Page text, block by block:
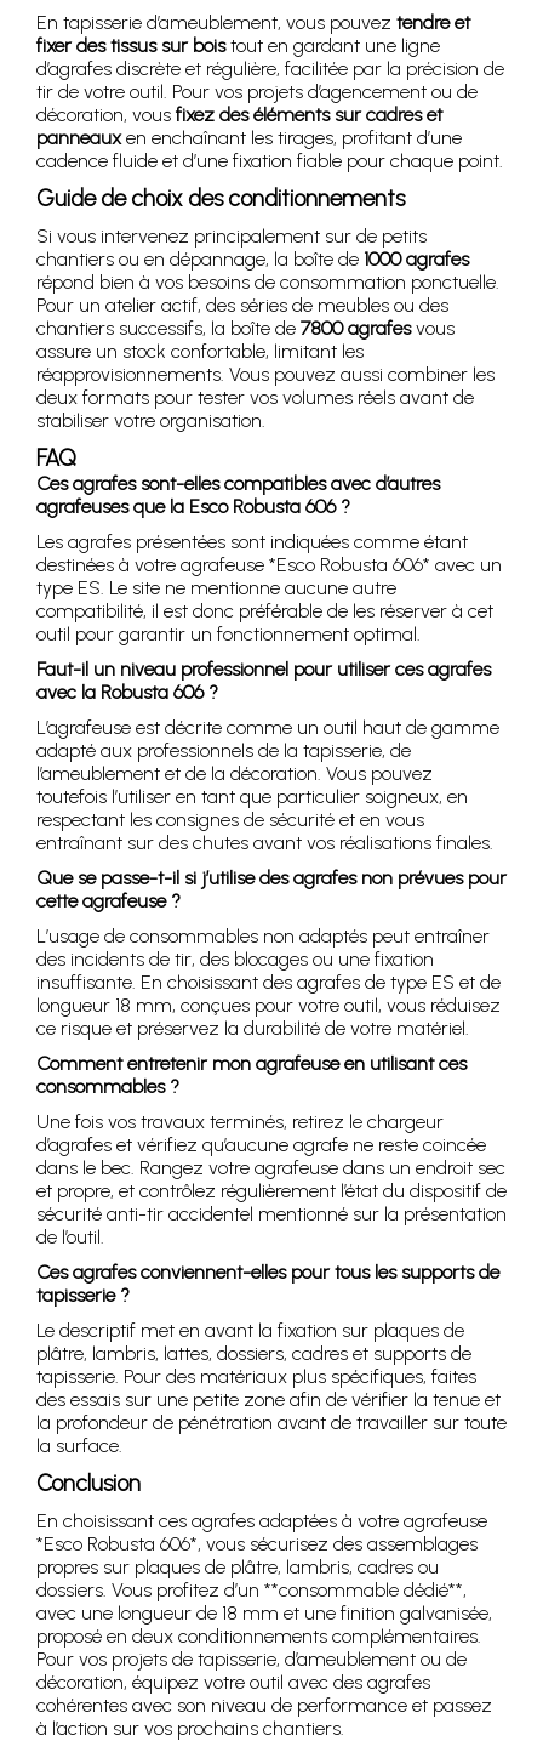
En tapisserie d’ameublement, vous pouvez tendre et
fixer des tissus sur boistout en gardant une ligne
d’agrafes discrète et régulière, facilitée par la précision de
tir de votre outil. Pour vos projets d’agencement ou de
décoration, vous fixez des éléments sur cadres et
panneauxen enchaînant les tirages, profitant d’une
cadence fluide et d’une fixation fiable pour chaque point.
Guide de choix des conditionnements
Si vous intervenez principalement sur de petits
chantiers ou en dépannage, la boîte de 1000 agrafes
répond bien à vos besoins de consommation ponctuelle.
Pour un atelier actif, des séries de meubles ou des
chantiers successifs, la boîte de 7800 agrafesvous
assure un stock confortable, limitant les
réapprovisionnements. Vous pouvez aussi combiner les
deux formats pour tester vos volumes réels avant de
stabiliser votre organisation.
FAQ
Ces agrafes sont-elles compatibles avec d’autres
agrafeuses que la Esco Robusta 606 ?
Les agrafes présentées sont indiquées comme étant
destinées à votre agrafeuse *Esco Robusta 606* avec un
type ES. Le site ne mentionne aucune autre
compatibilité, il est donc préférable de les réserver à cet
outil pour garantir un fonctionnement optimal.
Faut-il un niveau professionnel pour utiliser ces agrafes
avec la Robusta 606 ?
L’agrafeuse est décrite comme un outil haut de gamme
adapté aux professionnels de la tapisserie, de
l’ameublement et de la décoration. Vous pouvez
toutefois l’utiliser en tant que particulier soigneux, en
respectant les consignes de sécurité et en vous
entraînant sur des chutes avant vos réalisations finales.
Que se passe-t-il si j’utilise des agrafes non prévues pour
cette agrafeuse ?
L’usage de consommables non adaptés peut entraîner
des incidents de tir, des blocages ou une fixation
insuffisante. En choisissant des agrafes de type ES et de
longueur 18 mm, conçues pour votre outil, vous réduisez
ce risque et préservez la durabilité de votre matériel.
Comment entretenir mon agrafeuse en utilisant ces
consommables ?
Une fois vos travaux terminés, retirez le chargeur
d’agrafes et vérifiez qu’aucune agrafe ne reste coincée
dans le bec. Rangez votre agrafeuse dans un endroit sec
et propre, et contrôlez régulièrement l’état du dispositif de
sécurité anti-tir accidentel mentionné sur la présentation
de l’outil.
Ces agrafes conviennent-elles pour tous les supports de
tapisserie ?
Le descriptif met en avant la fixation sur plaques de
plâtre, lambris, lattes, dossiers, cadres et supports de
tapisserie. Pour des matériaux plus spécifiques, faites
des essais sur une petite zone afin de vérifier la tenue et
la profondeur de pénétration avant de travailler sur toute
la surface.
Conclusion
En choisissant ces agrafes adaptées à votre agrafeuse
*Esco Robusta 606*, vous sécurisez des assemblages
propres sur plaques de plâtre, lambris, cadres ou
dossiers. Vous profitez d’un **consommable dédié**,
avec une longueur de 18 mm et une finition galvanisée,
proposé en deux conditionnements complémentaires.
Pour vos projets de tapisserie, d’ameublement ou de
décoration, équipez votre outil avec des agrafes
cohérentes avec son niveau de performance et passez
à l’action sur vos prochains chantiers.